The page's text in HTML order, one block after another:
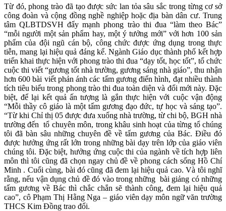
Từ đó, phong trào đã tạo được sức lan tỏa sâu sắc trong từng cơ sở
công đoàn và cộng đồng nghề nghiệp hoặc địa bàn dân cư. Trung
tâm QLBTDSVH đẩy mạnh phong trào thi đua “làm theo Bác”
“mỗi người một sản phẩm hay, một ý tưởng mới” với hơn 100 sản
phẩm của đội ngũ cán bộ, công chức được ứng dụng trong thực
tiễn, mang lại hiệu quả đáng kể. Ngành Giáo dục thành phố kết hợp
triển khai thực hiện với phong trào thi đua “dạy tốt, học tốt”, tổ chức
cuộc thi viết “gương tốt nhà trường, gương sáng nhà giáo”, thu nhận
hơn 600 bài viết phản ánh các tấm gương điển hình, đạt nhiều thành
tích tiêu biểu trong phong trào thi đua toàn diện và đổi mới này. Đặc
biệt, để lại kết quả ấn tượng là gắn thực hiện với cuộc vận động
“Mỗi thầy cô giáo là một tấm gương đạo đức, tự học và sáng tạo”.
“Từ khi Chỉ thị 05 được đưa xuống nhà trường, từ chi bộ, BGH nhà
trường đến tổ chuyên môn, trong khâu sinh hoạt của từng tổ chúng
tôi đã bàn sâu những chuyên đề về tấm gương của Bác. Điều đó
được hưởng ứng rất lớn trong những bài dạy trên lớp của giáo viên
chúng tôi. Đặc biệt, hưởng ứng cuộc thi của ngành về tích hợp liên
môn thì tôi cũng đã chọn ngay chủ đề về phong cách sống Hồ Chí
Minh . Cuối cùng, bài đó cũng đã đem lại hiệu quả cao. Và tôi nghĩ
rằng, nếu vận dụng chủ đề đó vào trong những bài giảng có những
tấm gương về Bác thì chắc chắn sẽ thành công, đem lại hiệu quả
cao”, cô Phạm Thị Hằng Nga – giáo viên dạy môn ngữ văn trường
THCS Kim Đồng trao đổi.